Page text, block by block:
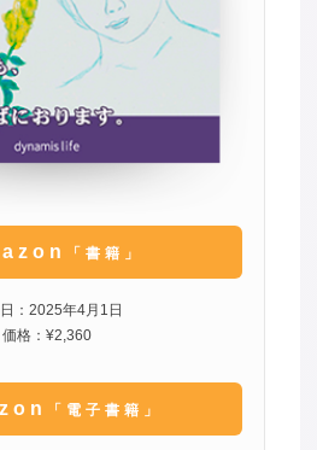
「書籍」
：2025年4月1日
価格：¥2,360
「電子書籍」